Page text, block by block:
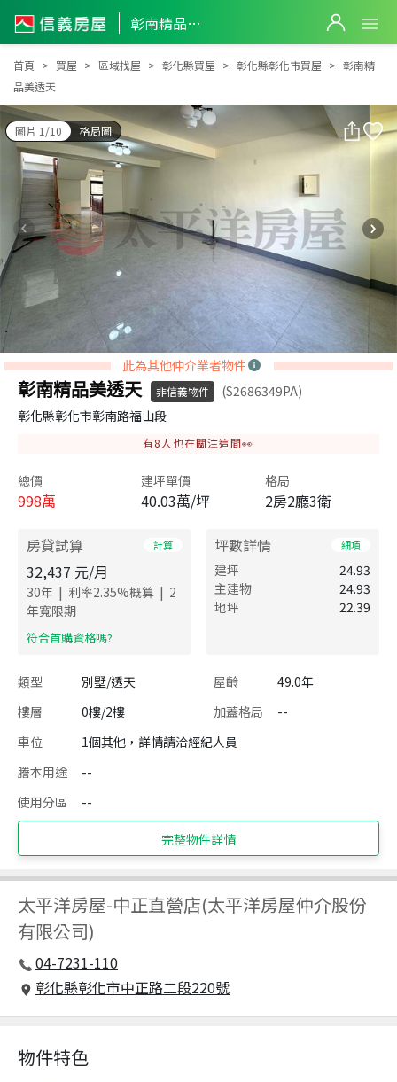
彰南精品美透天
彰南精品美透天
首頁 買屋 區域找屋 彰化縣買屋 彰化縣彰化市買屋
彰南精
品美透天
圖片 1/10 格局圖
此為其他仲介業者物件
彰南精品美透天 非信義物件
(S2686349PA)
彰化縣彰化市彰南路福山段
有8 人也在關注這間👀
總價
998萬
建坪單價
40.03萬/坪
格局
2房2廳3衛
房貸試算 計算
32,437 元/月
30年 | 利率2.35%概算 | 2
年寬限期
​符合首購資格嗎?
坪數詳情 細項
建坪
24.93
主建物
24.93
地坪
22.39
類型 別墅/透天 屋齡
49.0年
樓層
0樓/2樓 加蓋格局
--
車位
1個其他，詳情請洽經紀人員
謄本用途
--
使用分區
--
完整物件詳情
太平洋房屋-中正直營店(太平洋房屋仲介股份
有限公司)
04-7231-110
彰化縣彰化市中正路二段220號
物件特色